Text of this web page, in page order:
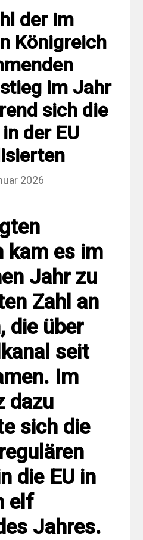
der im
Königreich
im Jahr
sich die
der EU
2026
kam es im
Jahr zu
Zahl an
die über
seit
Im
dazu
sich die
die EU in
elf
Jahres.